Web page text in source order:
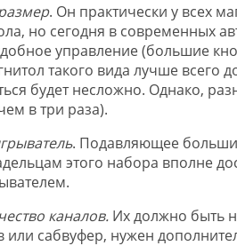
. Он практически у всех
но сегодня в современных
управление (большие
такого вида лучше всего
будет несложно. Однако,
в три раза).
. Подавляющее
этого набора вполне
каналов. Их должно быть
или сабвуфер, нужен